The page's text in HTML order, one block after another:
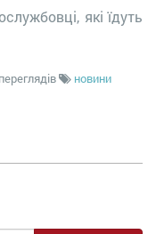
які їдуть
новини